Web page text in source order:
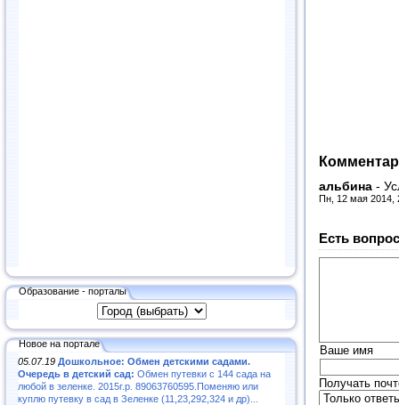
Образование - порталы
Новое на портале
05.07.19 Дошкольное: Обмен детскими садами.
Очередь в детский сад: Обмен путевки с 144 сада на
любой в зеленке. 2015г.р. 89063760595.Поменяю или
куплю путевку в сад в Зеленке (11,23,292,324 и др)...
альбина -
Пн, 12 мая 2014,
Есть
Ваше имя
Получать